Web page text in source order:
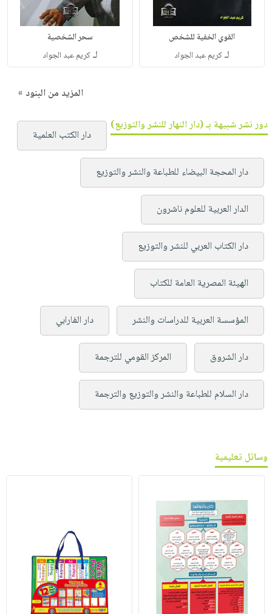
القوي الخفية للشخص
لـكريم عبد الجواد
سحر الشخصية
لـكريم عبد الجواد
المزيد من البنود »
دور نشر شبيهة بـ (دار النهار للنشر والتوزيع)
دار الكتب العلمية
دار المحجة البيضاء للطباعة والنشر والتوزيع
الدار العربية للعلوم ناشرون
دار الكتاب العربي للنشر والتوزيع
الهيئة المصرية العامة للكتاب
المؤسسة العربية للدراسات والنشر دار الفارابي
دار الشروق المركز القومي للترجمة
دار السلام للطباعة والنشر والتوزيع والترجمة
وسائل تعليمية